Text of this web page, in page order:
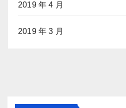
2019 年 4 月
2019 年 3 月